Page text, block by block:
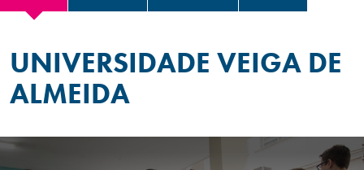
UNIVERSIDADE VEIGA DE
ALMEIDA